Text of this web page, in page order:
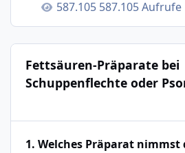
587.105 Aufrufe
Fettsäuren-Präparate bei
Schuppenflechte oder
1. Welches Präparat nimmst